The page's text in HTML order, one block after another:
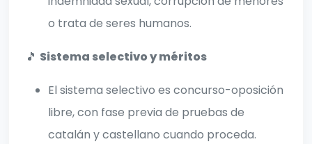
o trata de seres humanos.
🎵 Sistema selectivo y méritos
El sistema selectivo es concurso-oposición
libre, con fase previa de pruebas de
catalán y castellano cuando proceda.